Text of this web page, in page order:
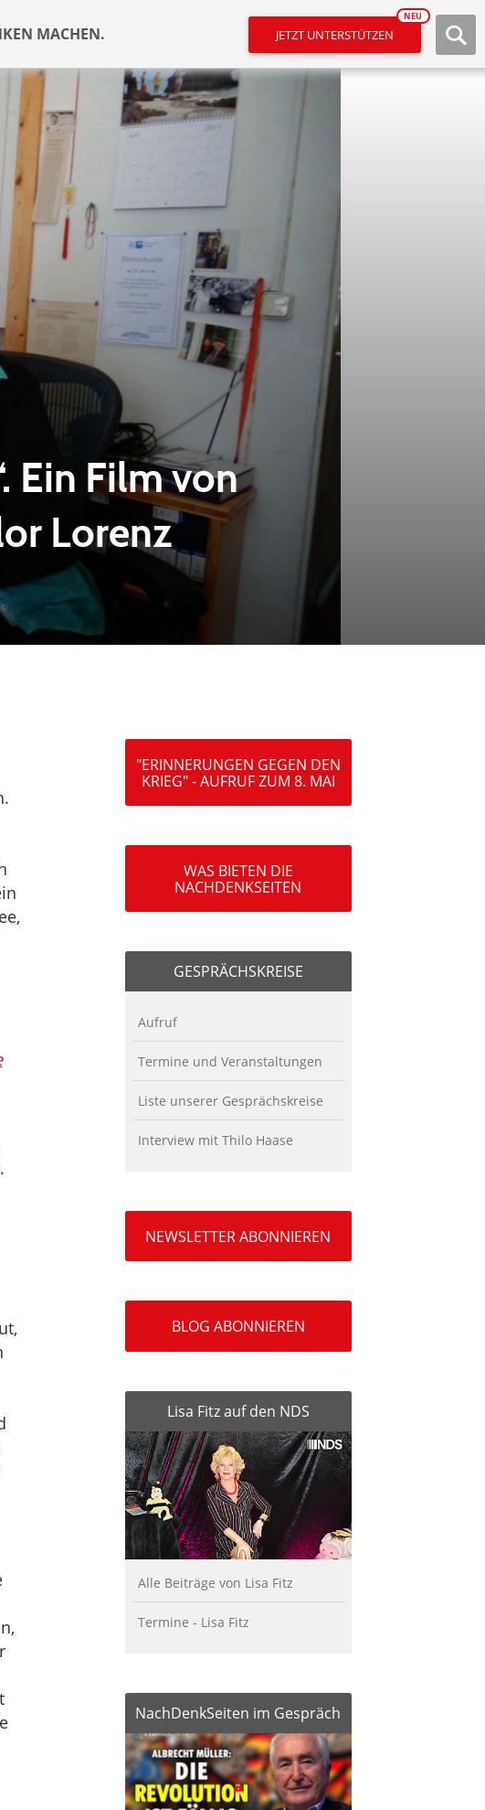
MACHEN. JETZT UNTERSTÜTZEN
NEU
Ein Film von
Lorenz
"ERINNERUNGEN GEGEN DEN
KRIEG" - AUFRUF ZUM 8. MAI
WAS BIETEN DIE
NACHDENKSEITEN
GESPRÄCHSKREISE
Aufruf
Termine und Veranstaltungen
Liste unserer Gesprächskreise
Interview mit Thilo Haase
NEWSLETTER ABONNIEREN
BLOG ABONNIEREN
Lisa Fitz auf den NDS
Alle Beiträge von Lisa Fitz
Termine - Lisa Fitz
NachDenkSeiten im Gespräch